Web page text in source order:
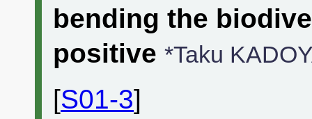
bending the
positive *Taku
[S01-3]